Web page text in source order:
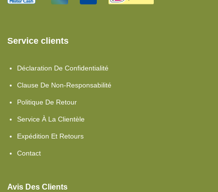
Service clients
Déclaration De Confidentialité
Clause De Non-Responsabilité
Politique De Retour
Service À La Clientèle
Expédition Et Retours
Contact
Avis Des Clients